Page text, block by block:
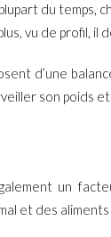
du
vu de profil,
d’une
son poids
un
et des